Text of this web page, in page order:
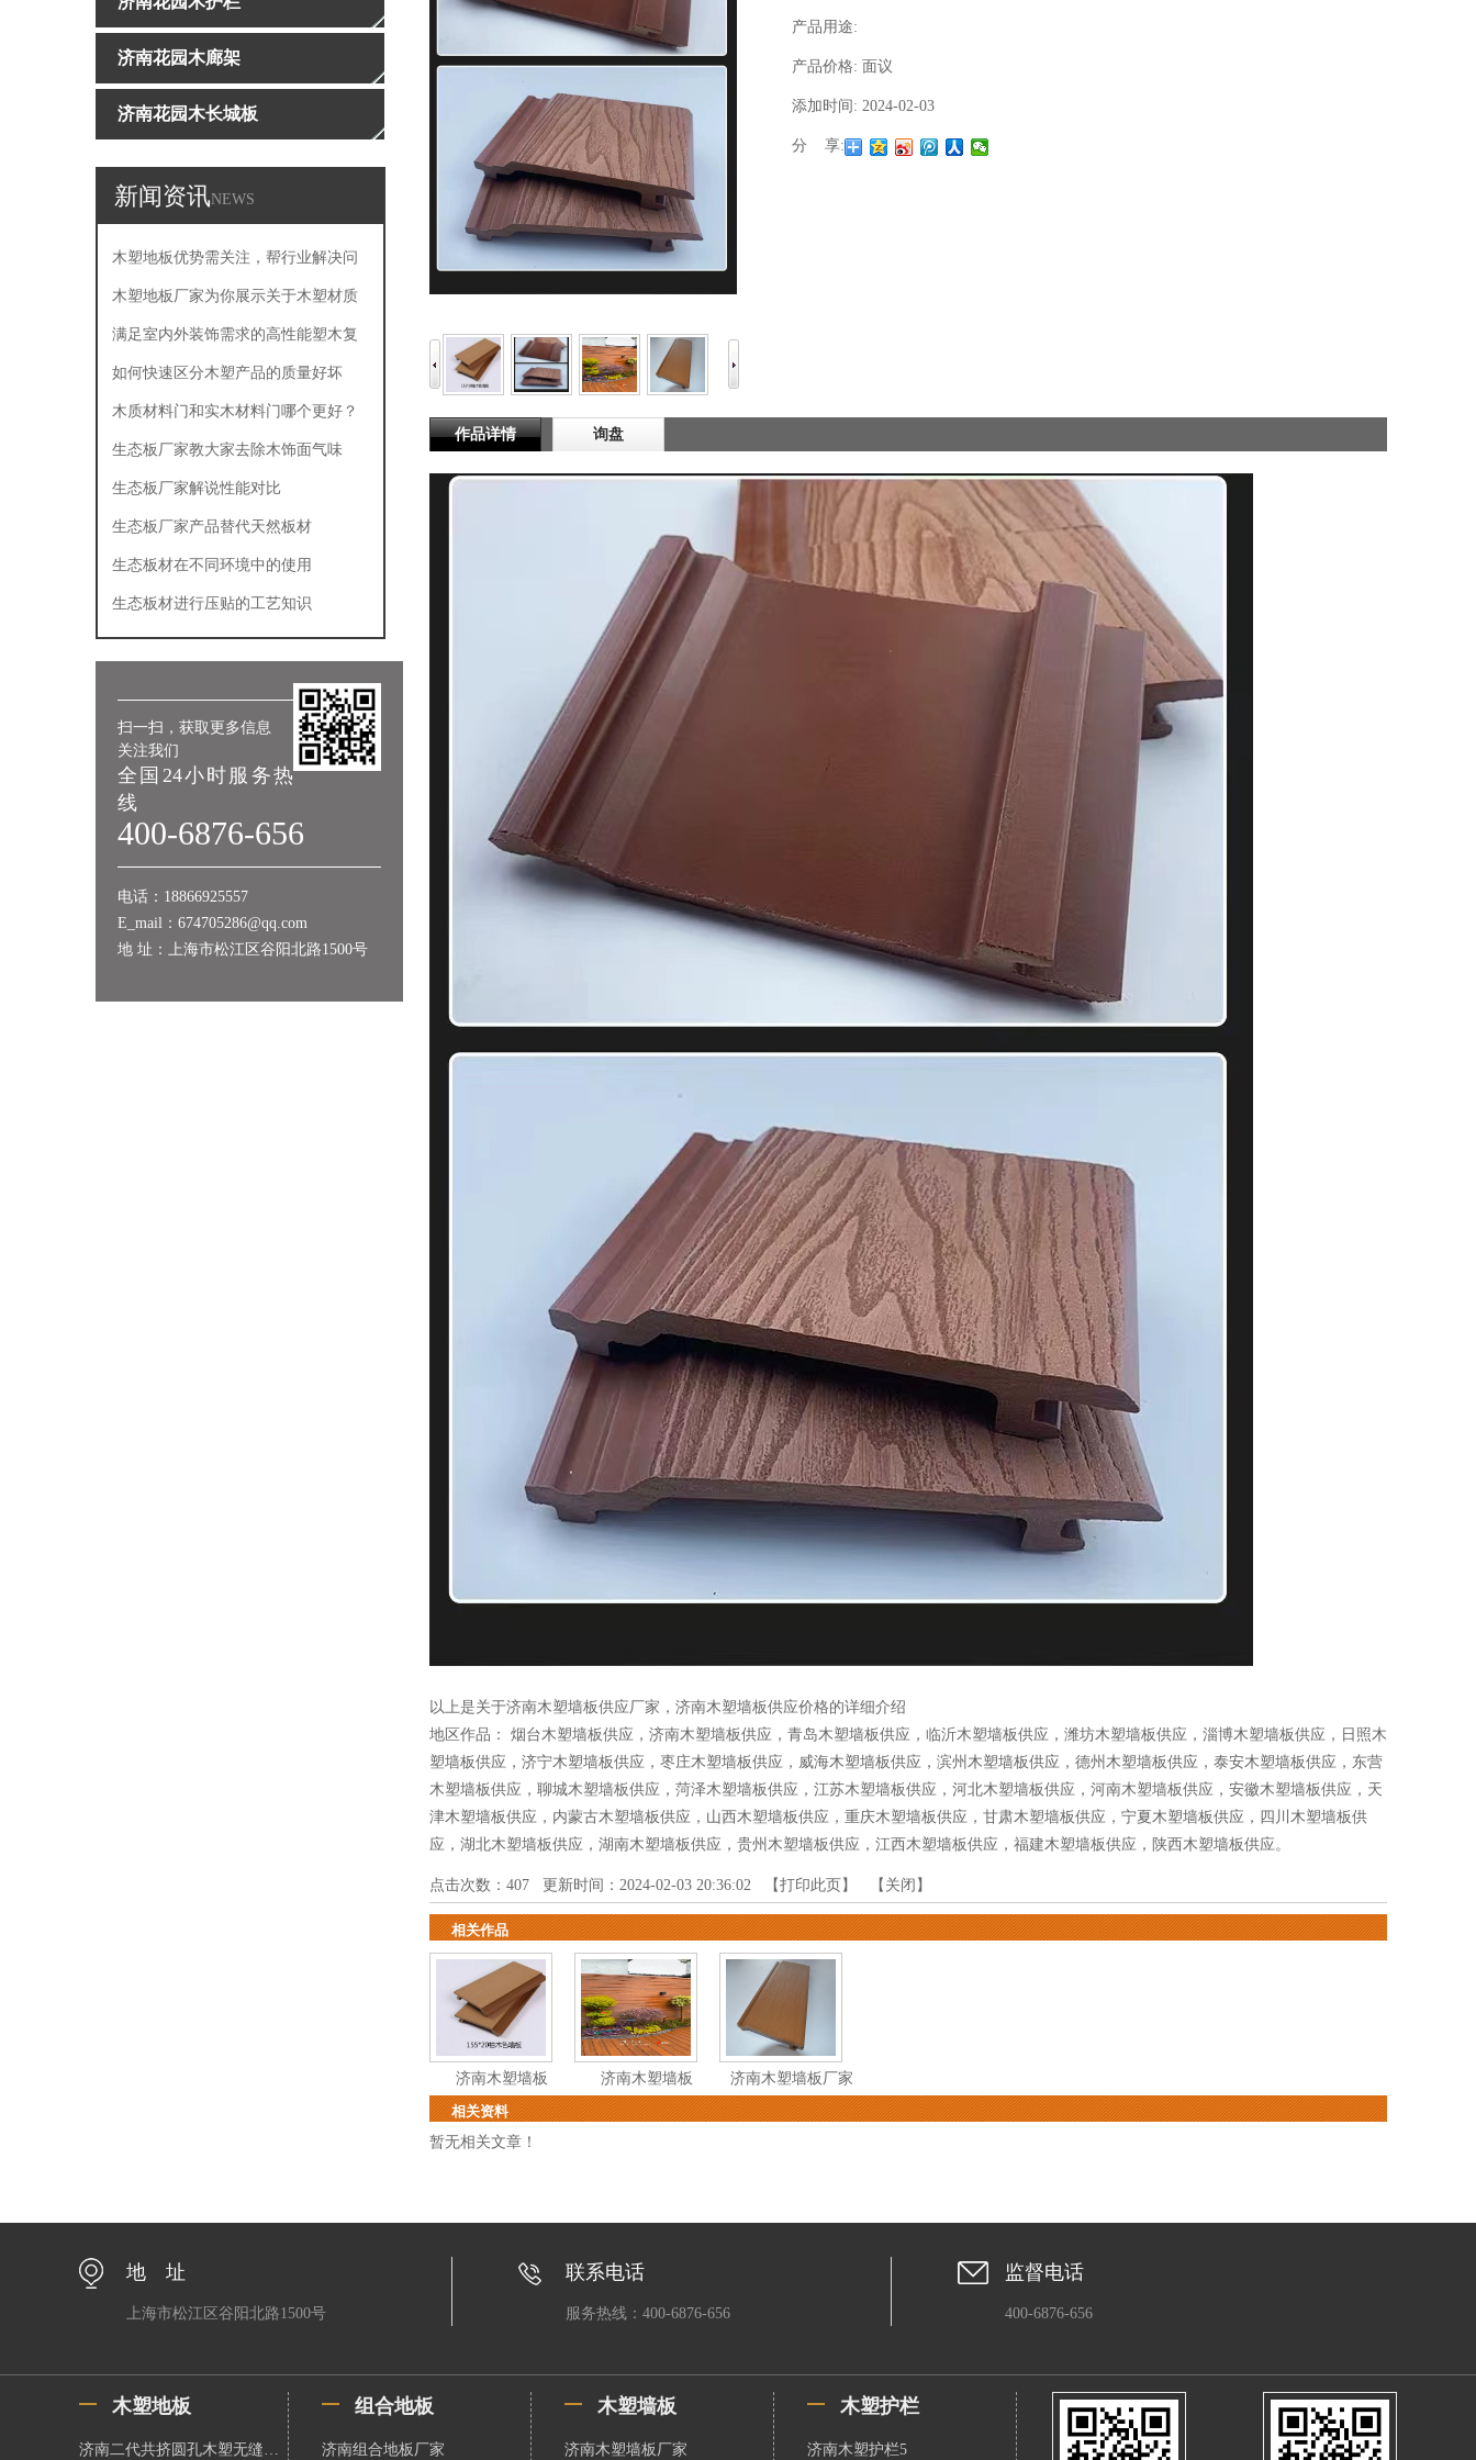
1
济南花园木廊架
济南花园木长城板
新闻资讯NEWS
木塑地板优势需关注，帮行业解决问
题
木塑地板厂家为你展示关于木塑材质
的主要产品特点
满足室内外装饰需求的高性能塑木复
合板
如何快速区分木塑产品的质量好坏
木质材料门和实木材料门哪个更好？
生态板厂家教大家去除木饰面气味
生态板厂家解说性能对比
生态板厂家产品替代天然板材
生态板材在不同环境中的使用
生态板材进行压贴的工艺知识
扫一扫，获取更多信息
关注我们
全国24小时服务热
线
400-6876-656
电话：18866925557
E_mail：674705286@qq.com
地 址：上海市松江区谷阳北路1500号
产品用途:
产品价格: 面议
添加时间: 2024-02-03
分 享:
作品详情 询盘
以上是关于济南木塑墙板供应厂家，济南木塑墙板供应价格的详细介绍
地区作品： 烟台木塑墙板供应 ， 济南木塑墙板供应 ， 青岛木塑墙板供应 ， 临沂木塑墙板供应 ， 潍坊木塑墙板供应 ， 淄博木塑墙板供应 ， 日照木
塑墙板供应 ， 济宁木塑墙板供应 ， 枣庄木塑墙板供应 ， 威海木塑墙板供应 ， 滨州木塑墙板供应 ， 德州木塑墙板供应 ， 泰安木塑墙板供应 ， 东营
木塑墙板供应 ， 聊城木塑墙板供应 ， 菏泽木塑墙板供应 ， 江苏木塑墙板供应 ， 河北木塑墙板供应 ， 河南木塑墙板供应 ， 安徽木塑墙板供应 ， 天
津木塑墙板供应 ， 内蒙古木塑墙板供应 ， 山西木塑墙板供应 ， 重庆木塑墙板供应 ， 甘肃木塑墙板供应 ， 宁夏木塑墙板供应 ， 四川木塑墙板供
应 ， 湖北木塑墙板供应 ， 湖南木塑墙板供应 ， 贵州木塑墙板供应 ， 江西木塑墙板供应 ， 福建木塑墙板供应 ， 陕西木塑墙板供应。
点击次数： 407更新时间：2024-02-03 20:36:02 【打印此页 】 【 关闭 】
相关作品
济南木塑墙板 济南木塑墙板
济南木塑墙板厂家
相关资料
暂无相关文章！
地 址
上海市松江区谷阳北路1500号
联系电话
服务热线：400-6876-656
监督电话
400-6876-656
木塑地板
济南二代共挤圆孔木塑无缝地板
组合地板
济南组合地板厂家
木塑墙板
济南木塑墙板厂家
木塑护栏
济南木塑护栏5